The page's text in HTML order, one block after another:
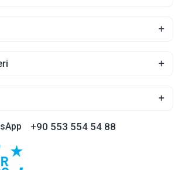
+90 553 554 54 88